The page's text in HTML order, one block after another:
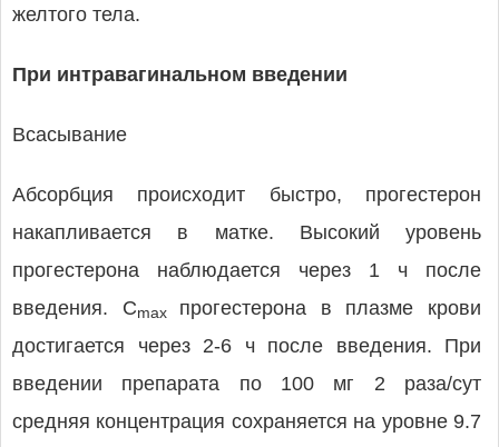
желтого тела.
При интравагинальном введении
Всасывание
Абсорбция происходит быстро, прогестерон
накапливается в матке. Высокий уровень
прогестерона наблюдается через 1 ч после
введения. Cmax прогестерона в плазме крови
достигается через 2-6 ч после введения. При
введении препарата по 100 мг 2 раза/сут
средняя концентрация сохраняется на уровне 9.7